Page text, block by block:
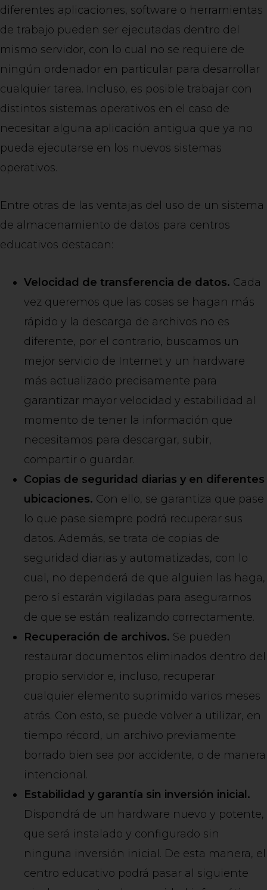
diferentes aplicaciones, software o herramientas
de trabajo pueden ser ejecutadas dentro del
mismo servidor, con lo cual no se requiere de
ningún ordenador en particular para desarrollar
cualquier tarea. Incluso, es posible trabajar con
distintos sistemas operativos en el caso de
necesitar alguna aplicación antigua que ya no
pueda ejecutarse en los nuevos sistemas
operativos.
Entre otras de las ventajas del uso de un sistema
de almacenamiento de datos para centros
educativos destacan:
Velocidad de transferencia de datos. Cada
vez queremos que las cosas se hagan más
rápido y la descarga de archivos no es
diferente, por el contrario, buscamos un
mejor servicio de Internet y un hardware
más actualizado precisamente para
garantizar mayor velocidad y estabilidad al
momento de tener la información que
necesitamos para descargar, subir,
compartir o guardar.
Copias de seguridad diarias y en diferentes
ubicaciones. Con ello, se garantiza que pase
lo que pase siempre podrá recuperar sus
datos. Además, se trata de copias de
seguridad diarias y automatizadas, con lo
cual, no dependerá de que alguien las haga,
pero sí estarán vigiladas para asegurarnos
de que se están realizando correctamente.
Recuperación de archivos. Se pueden
restaurar documentos eliminados dentro del
propio servidor e, incluso, recuperar
cualquier elemento suprimido varios meses
atrás. Con esto, se puede volver a utilizar, en
tiempo récord, un archivo previamente
borrado bien sea por accidente, o de manera
intencional.
Estabilidad y garantía sin inversión inicial.
Dispondrá de un hardware nuevo y potente,
que será instalado y configurado sin
ninguna inversión inicial. De esta manera, el
centro educativo podrá pasar al siguiente